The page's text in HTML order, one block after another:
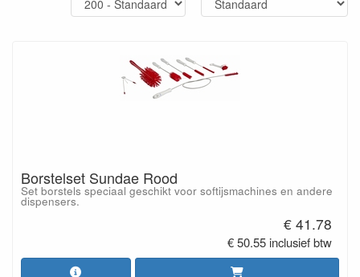
Borstelset Sundae Rood
Set borstels speciaal geschikt voor softijsmachines en andere
dispensers.
€ 41.78
€ 50.55 inclusief btw